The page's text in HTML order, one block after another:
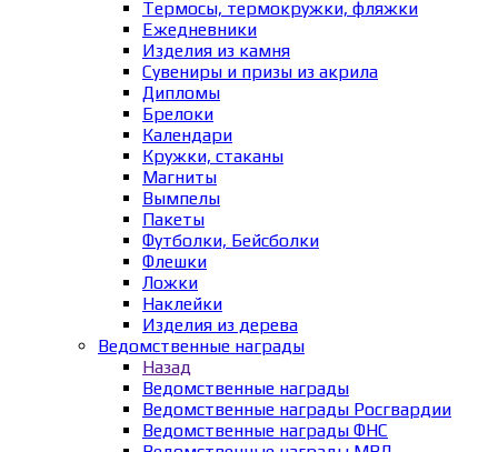
Термосы, термокружки, фляжки
Ежедневники
Изделия из камня
Сувениры и призы из акрила
Дипломы
Брелоки
Календари
Кружки, стаканы
Магниты
Вымпелы
Пакеты
Футболки, Бейсболки
Флешки
Ложки
Наклейки
Изделия из дерева
Ведомственные награды
Назад
Ведомственные награды
Ведомственные награды Росгвардии
Ведомственные награды ФНС